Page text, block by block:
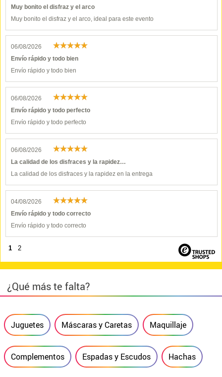
Muy bonito el disfraz y el arco
Muy bonito el disfraz y el arco, ideal para este evento
06/08/2026
Envío rápido y todo bien
Envío rápido y todo bien
06/08/2026
Envío rápido y todo perfecto
Envío rápido y todo perfecto
06/08/2026
La calidad de los disfraces y la rapidez…
La calidad de los disfraces y la rapidez en la entrega
04/08/2026
Envío rápido y todo correcto
Envío rápido y todo correcto
1 2
¿Qué más te falta?
Juguetes Máscaras y Caretas Maquillaje
Complementos Espadas y Escudos Hachas